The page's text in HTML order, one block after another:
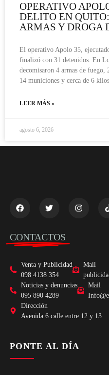
OPERATIVO
DELITO EN
ARMAS Y DROGA
El operativo Apolo 35,
finalizó con 31 detenidos. En
decomisaron 4 armas de fuego,
14 municiones y cerca de 6
LEER MÁS »
agosto 6, 2026
CONTACTOS
Venta y Publicidad
098 4138 354
Mail
Noticias y denuncias
095 890 4289
Mail
Dirección
Avenida 6 calle entre 12 y 13
PONTE AL DÍA